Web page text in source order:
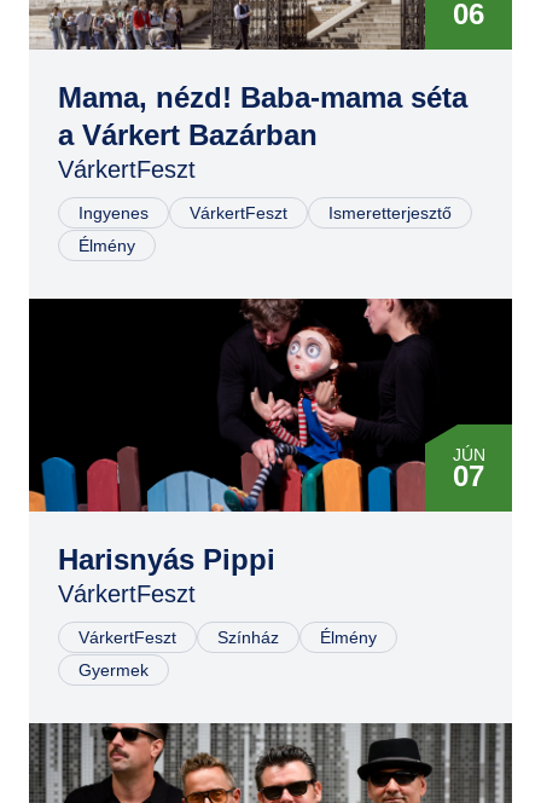
06
07
Mama, nézd! Baba-mama séta
a Várkert Bazárban
VárkertFeszt
Ingyenes VárkertFeszt
Ismeretterjesztő
Élmény
JÚN
07
Harisnyás Pippi
VárkertFeszt
VárkertFeszt Színház
Élmény
Gyermek